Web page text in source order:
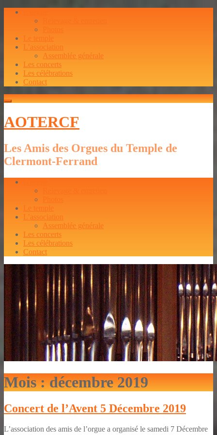
Le temple
L’association
Assemblée générale
Les concerts
Les célébrations
Contact
AOTERCF
Les Amis des Orgues du Temple de
Clermont-Ferrand
Le temple
L’association
Assemblée générale
Les concerts
Les célébrations
Contact
Mois :décembre 2019
Concert de l’Avent 5 Décembre 2019
L’association des amis de l’orgue a organisé le samedi 7 Décembre